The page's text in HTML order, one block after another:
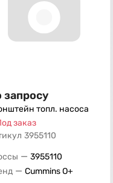
запросу
топл. насоса
заказ
3955110
— 3955110
— Cummins O+